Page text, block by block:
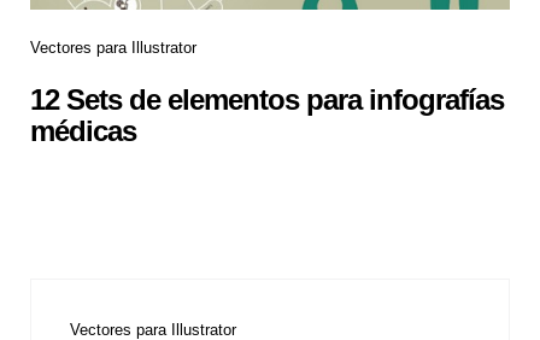
Vectores para Illustrator
12 Sets de elementos para infografías
médicas
Vectores para Illustrator